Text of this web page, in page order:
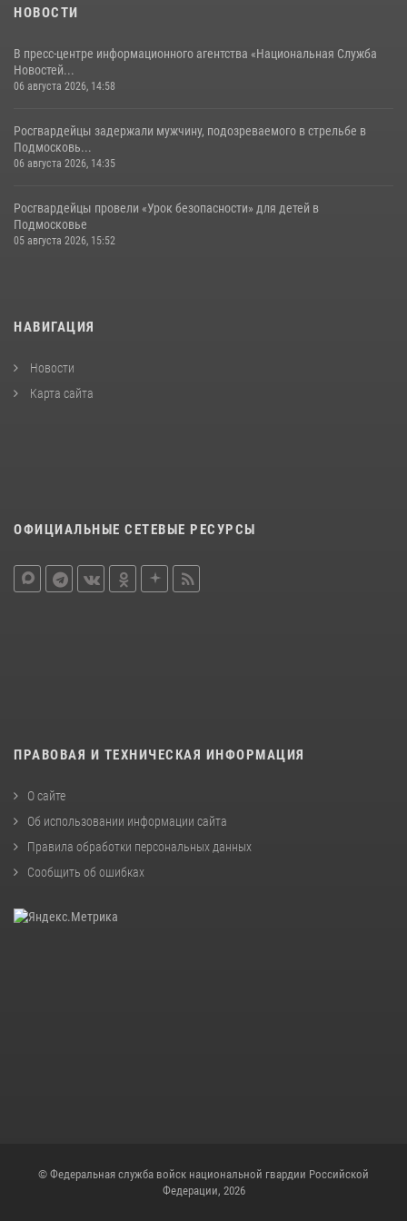
НОВОСТИ
В пресс-центре информационного агентства «Национальная Служба
Новостей...
06 августа 2026, 14:58
Росгвардейцы задержали мужчину, подозреваемого в стрельбе в
Подмосковь...
06 августа 2026, 14:35
Росгвардейцы провели «Урок безопасности» для детей в
Подмосковье
05 августа 2026, 15:52
НАВИГАЦИЯ
Новости
Карта сайта
ОФИЦИАЛЬНЫЕ СЕТЕВЫЕ РЕСУРСЫ
ПРАВОВАЯ И ТЕХНИЧЕСКАЯ ИНФОРМАЦИЯ
О сайте
Об использовании информации сайта
Правила обработки персональных данных
Сообщить об ошибках
© Федеральная служба войск национальной гвардии Российской
Федерации, 2026